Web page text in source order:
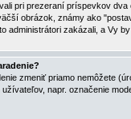
pri prezeraní príspevkov
obrázok, známy ako
administrátori zakázali, a Vy
zmeniť priamo nemôžete
napr. označenie